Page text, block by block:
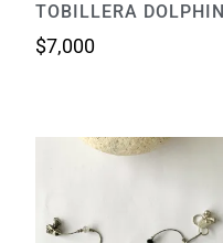
TOBILLERA DOLPHIN
$7,000